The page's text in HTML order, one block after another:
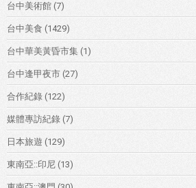
台中美術館 (7)
台中美食 (1429)
台中華美黃昏市集 (1)
台中逢甲夜市 (27)
合作紀錄 (122)
媒體專訪紀錄 (7)
日本旅遊 (129)
東南亞::印尼 (13)